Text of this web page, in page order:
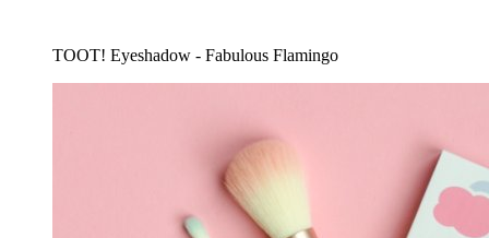
TOOT! Eyeshadow - Fabulous Flamingo